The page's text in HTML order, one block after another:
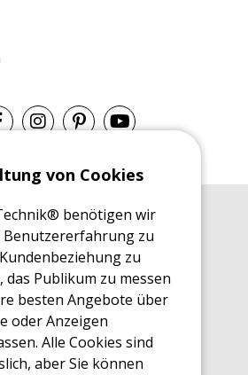
Trampolin
Trampolin
wissen sollten
von Cookies
benötigen wir
Benutzererfahrung zu
zu
Publikum zu messen
besten Angebote über
oder Anzeigen
Alle Cookies sind
aber Sie können